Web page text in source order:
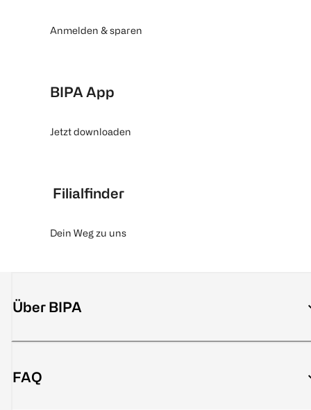
Anmelden & sparen
BIPA App
Jetzt downloaden
Filialfinder
Dein Weg zu uns
Über BIPA
FAQ